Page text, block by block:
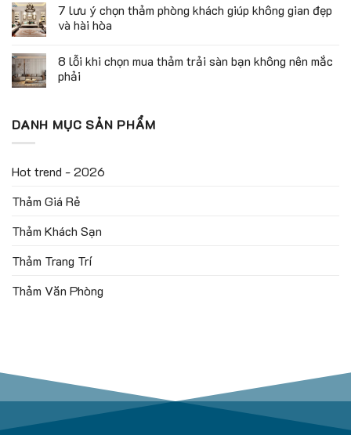
7 lưu ý chọn thảm phòng khách giúp không gian đẹp
và hài hòa
8 lỗi khi chọn mua thảm trải sàn bạn không nên mắc
phải
DANH MỤC SẢN PHẨM
Hot trend - 2026
Thảm Giá Rẻ
Thảm Khách Sạn
Thảm Trang Trí
Thảm Văn Phòng